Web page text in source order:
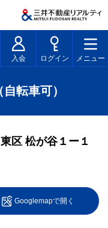
入会 ログイン メニュー
転車可）
区 松が谷１ー１
Googlemapで開く